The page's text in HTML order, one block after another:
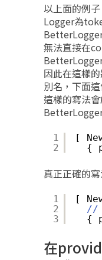
以上面的例
Logger為
無法直接在
因此在這樣
別名，下面
這樣的寫法
BetterLogger
1
2
[
{
真正正確的寫
1
2
3
[
//
{
在